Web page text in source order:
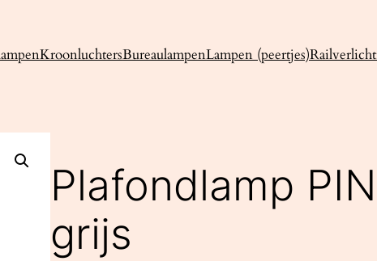
KroonluchtersBureaulampenLampen (peertjes)
Plafondlamp
grijs